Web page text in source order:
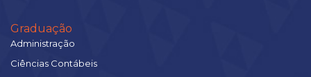
Graduação
Administração
Ciências Contábeis